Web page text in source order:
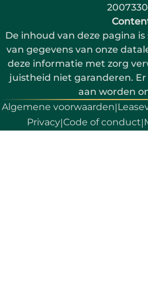
De inhoud van deze pagina
van gegevens van onze
deze informatie met zorg
juistheid niet garanderen.
aan worden
Algemene voorwaarden|
Privacy|Code of conduct|